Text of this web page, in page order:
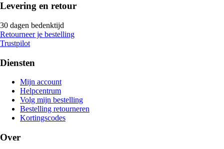
Levering en retour
30 dagen bedenktijd
Retourneer je bestelling
Trustpilot
Diensten
Mijn account
Helpcentrum
Volg mijn bestelling
Bestelling retourneren
Kortingscodes
Over